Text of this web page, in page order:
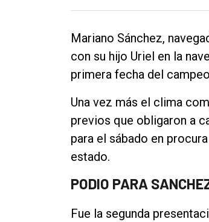
Deportes
Fúnebres
Nosotros
Contacto
Mariano Sánchez,
con su hijo Uriel en la
primera fecha del
Una vez más el clima
previos que obligaron a
para el sábado en
estado.
PODIO PARA
Fue la segunda